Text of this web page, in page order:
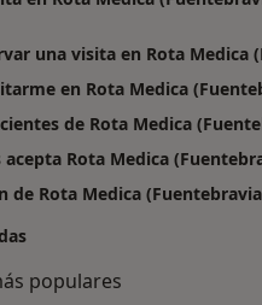
una visita en Rota Medica
en Rota Medica
de Rota Medica
Rota Medica
de Rota Medica
populares